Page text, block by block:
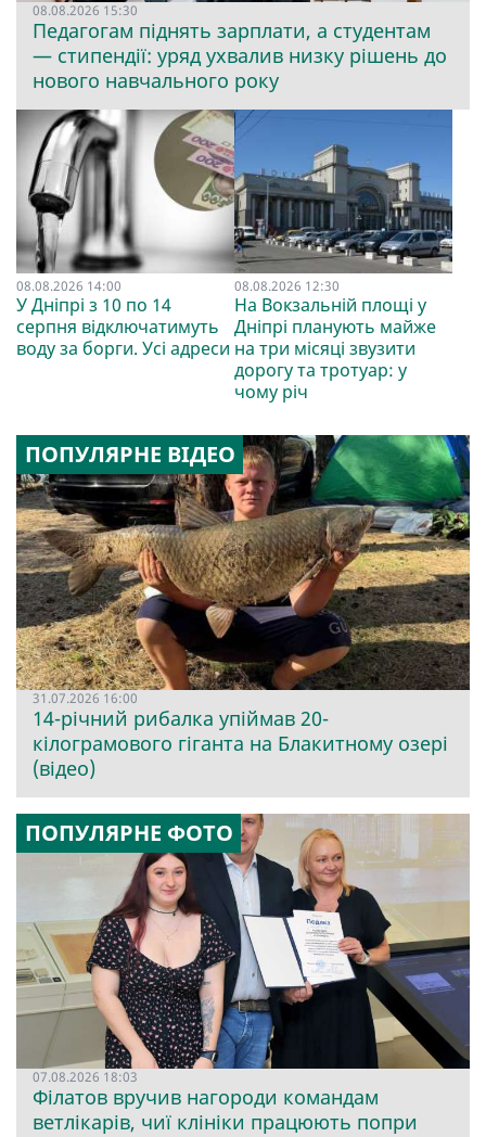
08.08.2026 15:30
Педагогам піднять зарплати, а студентам
— стипендії: уряд ухвалив низку рішень до
нового навчального року
08.08.2026 14:00
У Дніпрі з 10 по 14
серпня відключатимуть
воду за борги. Усі адреси
08.08.2026 12:30
На Вокзальній площі у
Дніпрі планують майже
на три місяці звузити
дорогу та тротуар: у
чому річ
ПОПУЛЯРНЕ ВІДЕО
31.07.2026 16:00
14-річний рибалка упіймав 20-
кілограмового гіганта на Блакитному озері
(відео)
ПОПУЛЯРНЕ ФОТО
07.08.2026 18:03
Філатов вручив нагороди командам
ветлікарів, чиї клініки працюють попри